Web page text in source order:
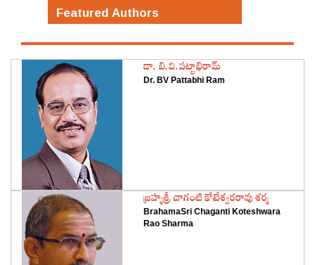
Featured Authors
డా. బి.వి.పట్టాభిరామ్
Dr. BV Pattabhi Ram
‌బ్రహ్మశ్రీ చాగంటి కోటేశ్వరరావు శర్మ
BrahamaSri Chaganti Koteshwara
Rao Sharma